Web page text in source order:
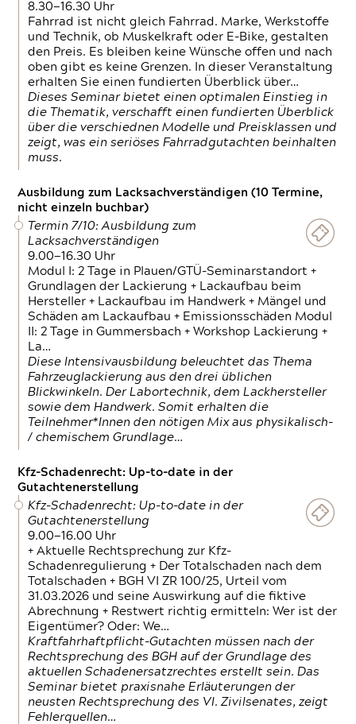
8.30—16.30 Uhr
Fahrrad ist nicht gleich Fahrrad. Marke, Werkstoffe
und Technik, ob Muskelkraft oder E-Bike, gestalten
den Preis. Es bleiben keine Wünsche offen und nach
oben gibt es keine Grenzen. In dieser Veranstaltung
erhalten Sie einen fundierten Überblick über…
Dieses Seminar bietet einen optimalen Einstieg in
die Thematik, verschafft einen fundierten Überblick
über die verschiednen Modelle und Preisklassen und
zeigt, was ein seriöses Fahrradgutachten beinhalten
muss.
Ausbildung zum Lacksachverständigen (10 Termine,
nicht einzeln buchbar)
Termin 7/10: Ausbildung zum
Lacksachverständigen
9.00—16.30 Uhr
Modul I: 2 Tage in Plauen/GTÜ-Seminarstandort +
Grundlagen der Lackierung + Lackaufbau beim
Hersteller + Lackaufbau im Handwerk + Mängel und
Schäden am Lackaufbau + Emissionsschäden Modul
II: 2 Tage in Gummersbach + Workshop Lackierung +
La…
Diese Intensivausbildung beleuchtet das Thema
Fahrzeuglackierung aus den drei üblichen
Blickwinkeln. Der Labortechnik, dem Lackhersteller
sowie dem Handwerk. Somit erhalten die
Teilnehmer*Innen den nötigen Mix aus physikalisch-
/ chemischem Grundlage…
Kfz-Schadenrecht: Up-to-date in der
Gutachtenerstellung
Kfz-Schadenrecht: Up-to-date in der
Gutachtenerstellung
9.00—16.00 Uhr
+ Aktuelle Rechtsprechung zur Kfz-
Schadenregulierung + Der Totalschaden nach dem
Totalschaden + BGH VI ZR 100/25, Urteil vom
31.03.2026 und seine Auswirkung auf die fiktive
Abrechnung + Restwert richtig ermitteln: Wer ist der
Eigentümer? Oder: We…
Kraftfahrhaftpflicht-Gutachten müssen nach der
Rechtsprechung des BGH auf der Grundlage des
aktuellen Schadenersatzrechtes erstellt sein. Das
Seminar bietet praxisnahe Erläuterungen der
neusten Rechtsprechung des VI. Zivilsenates, zeigt
Fehlerquellen…